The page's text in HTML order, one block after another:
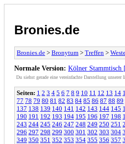
Bronies.de
Bronies.de > Bronytum > Treffen >
Normale Version: Kölner Stammtisch
Du siehst gerade eine vereinfachte Darstellung unserer
Seiten: 1 2 3 4 5 6 7 8 9 10 11 12 13 14
77 78 79 80 81 82 83 84 85 86 87 88 89
137 138 139 140 141 142 143 144 145
190 191 192 193 194 195 196 197 198
243 244 245 246 247 248 249 250 251
296 297 298 299 300 301 302 303 304
349 350 351 352 353 354 355 356 357